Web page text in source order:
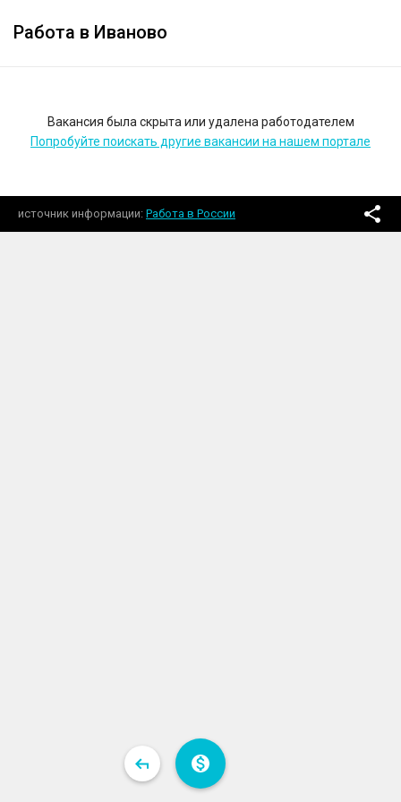
Работа в Иваново
Вакансия была скрыта или удалена работодателем
Попробуйте поискать другие вакансии на нашем портале
источник информации Работа в России